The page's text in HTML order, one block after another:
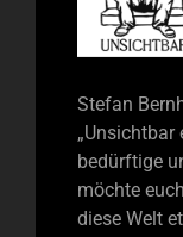
Stefan
„Unsichtbar
bedürftige
möchte
diese Welt